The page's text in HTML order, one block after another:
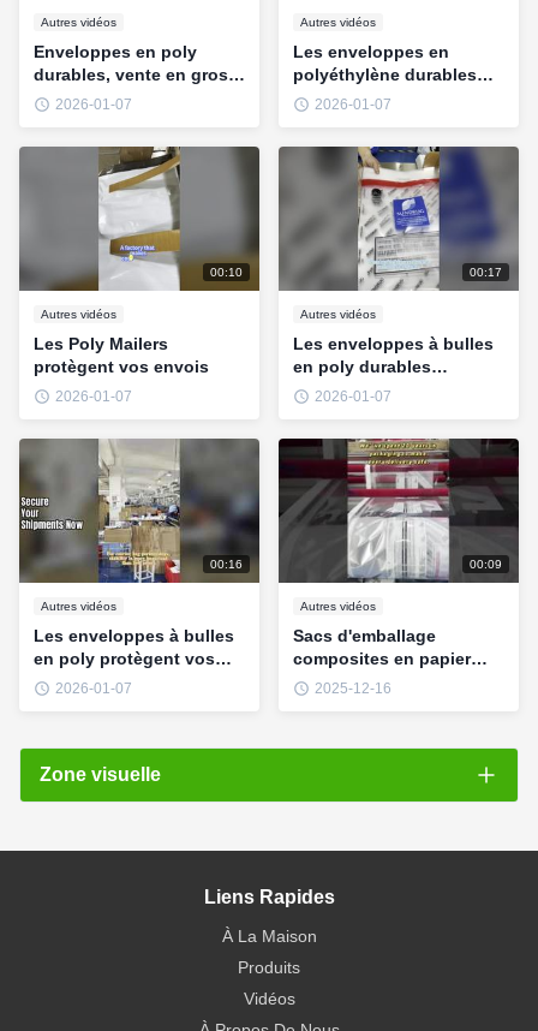
Autres vidéos
Enveloppes en poly
durables, vente en gros
directe d'usine
2026-01-07
Autres vidéos
Les enveloppes en
polyéthylène durables
sécurisent vos envois
2026-01-07
00:10
Autres vidéos
Les Poly Mailers
protègent vos envois
2026-01-07
00:17
Autres vidéos
Les enveloppes à bulles
en poly durables
protègent vos envois
2026-01-07
00:16
Autres vidéos
Les enveloppes à bulles
en poly protègent vos
envois
2026-01-07
00:09
Autres vidéos
Sacs d'emballage
composites en papier
kraft2025-12-16
Zone visuelle
Liens Rapides
À La Maison
Produits
Vidéos